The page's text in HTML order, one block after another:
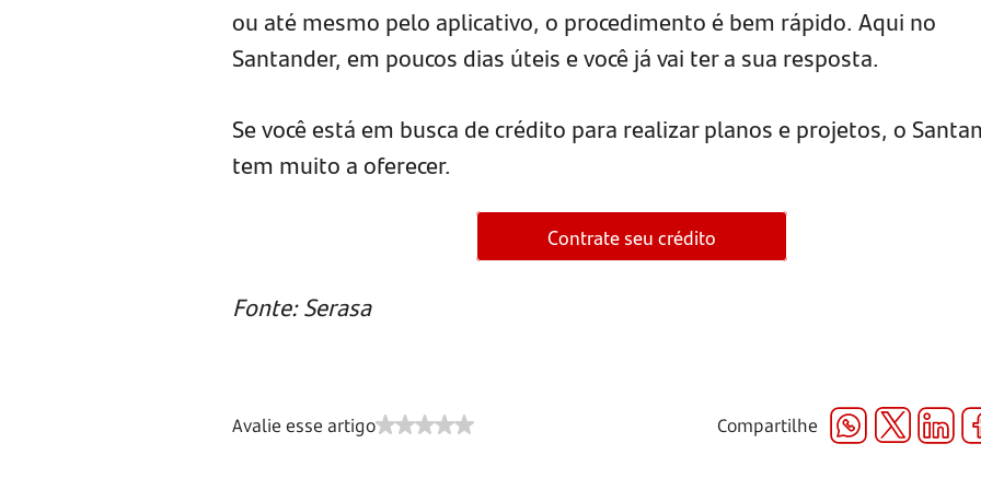
ou até mesmo pelo aplicativo, o procedimento é bem rápido. Aqui no
Santander, em poucos dias úteis e você já vai ter a sua resposta.
Se você está em busca de crédito para realizar planos e projetos, o
tem muito a oferecer.
Contrate seu crédito
Fonte: Serasa
Avalie esse artigo Compartilhe